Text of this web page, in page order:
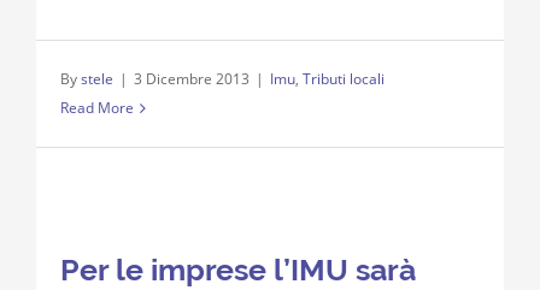
Bystele | 3 Dicembre 2013 | Imu, Tributi locali
Read More
Per le imprese l’IMU sarà